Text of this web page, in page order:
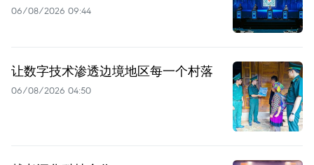
06/08/2026 09:44
让数字技术渗透边境地区每一个村落
06/08/2026 04:50